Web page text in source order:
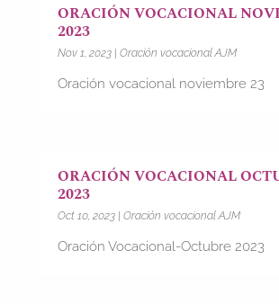
ORACIÓN VOCACIONAL
2023
Nov 1, 2023| Oración vocacional AJM
Oración vocacional noviembre 23
ORACIÓN VOCACIONAL
2023
Oct 10, 2023| Oración vocacional AJM
Oración Vocacional-Octubre 2023